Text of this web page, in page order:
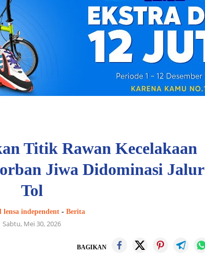
Titik Rawan Kecelakaan
Jiwa Didominasi Jalur
Tol
lensa independent- Berita
Sabtu, Mei 30, 2026
BAGIKAN